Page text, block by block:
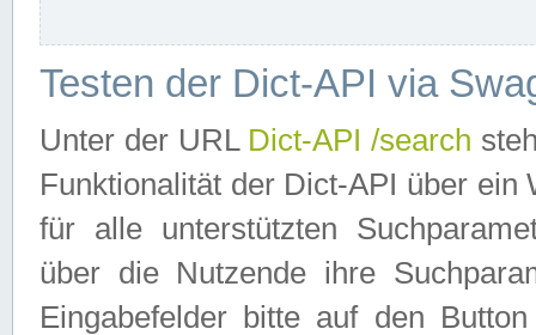
Testen der Dict-API via
Unter der URL Dict-API /search
Funktionalität der Dict-API über
für alle unterstützten
über die Nutzende ihre
Eingabefelder bitte auf den